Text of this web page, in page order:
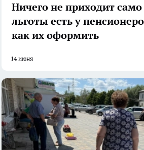
Ничего не приходит
льготы есть у
как их оформить
14 июня